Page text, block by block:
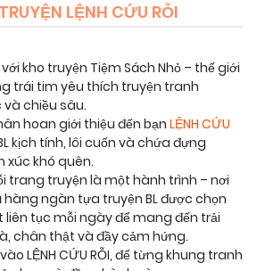
LỆNH CỨU RỖI
kho truyện Tiệm Sách Nhỏ – thế giới
trái tim yêu thích truyện tranh
chiều sâu.
hoan giới thiệu đến bạn LỆNH CỨU
kịch tính, lôi cuốn và chứa đựng
xúc khó quên.
trang truyện là một hành trình – nơi
ngàn tựa truyện BL được chọn
liên tục mỗi ngày để mang đến trải
chân thật và đầy cảm hứng.
LỆNH CỨU RỖI, để từng khung tranh